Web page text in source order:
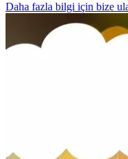
Daha fazla bilgi için bize